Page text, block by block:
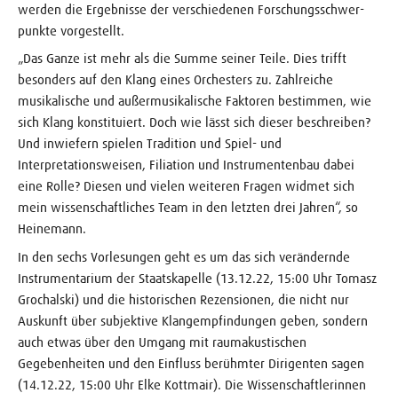
werden die Ergebnisse der verschiedenen Forschungsschwer­
punkte vorgestellt.
„Das Ganze ist mehr als die Summe seiner Teile. Dies trifft
besonders auf den Klang eines Orchesters zu. Zahlreiche
musikalische und außermusikalische Faktoren bestimmen, wie
sich Klang konstituiert. Doch wie lässt sich dieser beschreiben?
Und inwiefern spielen Tradition und Spiel- und
Interpretationsweisen, Filiation und Instrumentenbau dabei
eine Rolle? Diesen und vielen weiteren Fragen widmet sich
mein wissenschaftliches Team in den letzten drei Jahren“, so
Heinemann.
In den sechs Vorlesungen geht es um das sich verändernde
Instrumentarium der Staatskapelle (13.12.22, 15:00 Uhr Tomasz
Grochalski) und die historischen Rezensionen, die nicht nur
Auskunft über subjektive Klangempfindungen geben, sondern
auch etwas über den Umgang mit raumakustischen
Gegebenheiten und den Einfluss berühmter Dirigenten sagen
(14.12.22, 15:00 Uhr Elke Kottmair). Die Wissenschaftlerinnen